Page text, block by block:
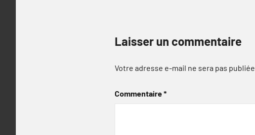
Laisser un commentaire
Votre adresse e-mail ne sera pas publiée.
Commentaire*